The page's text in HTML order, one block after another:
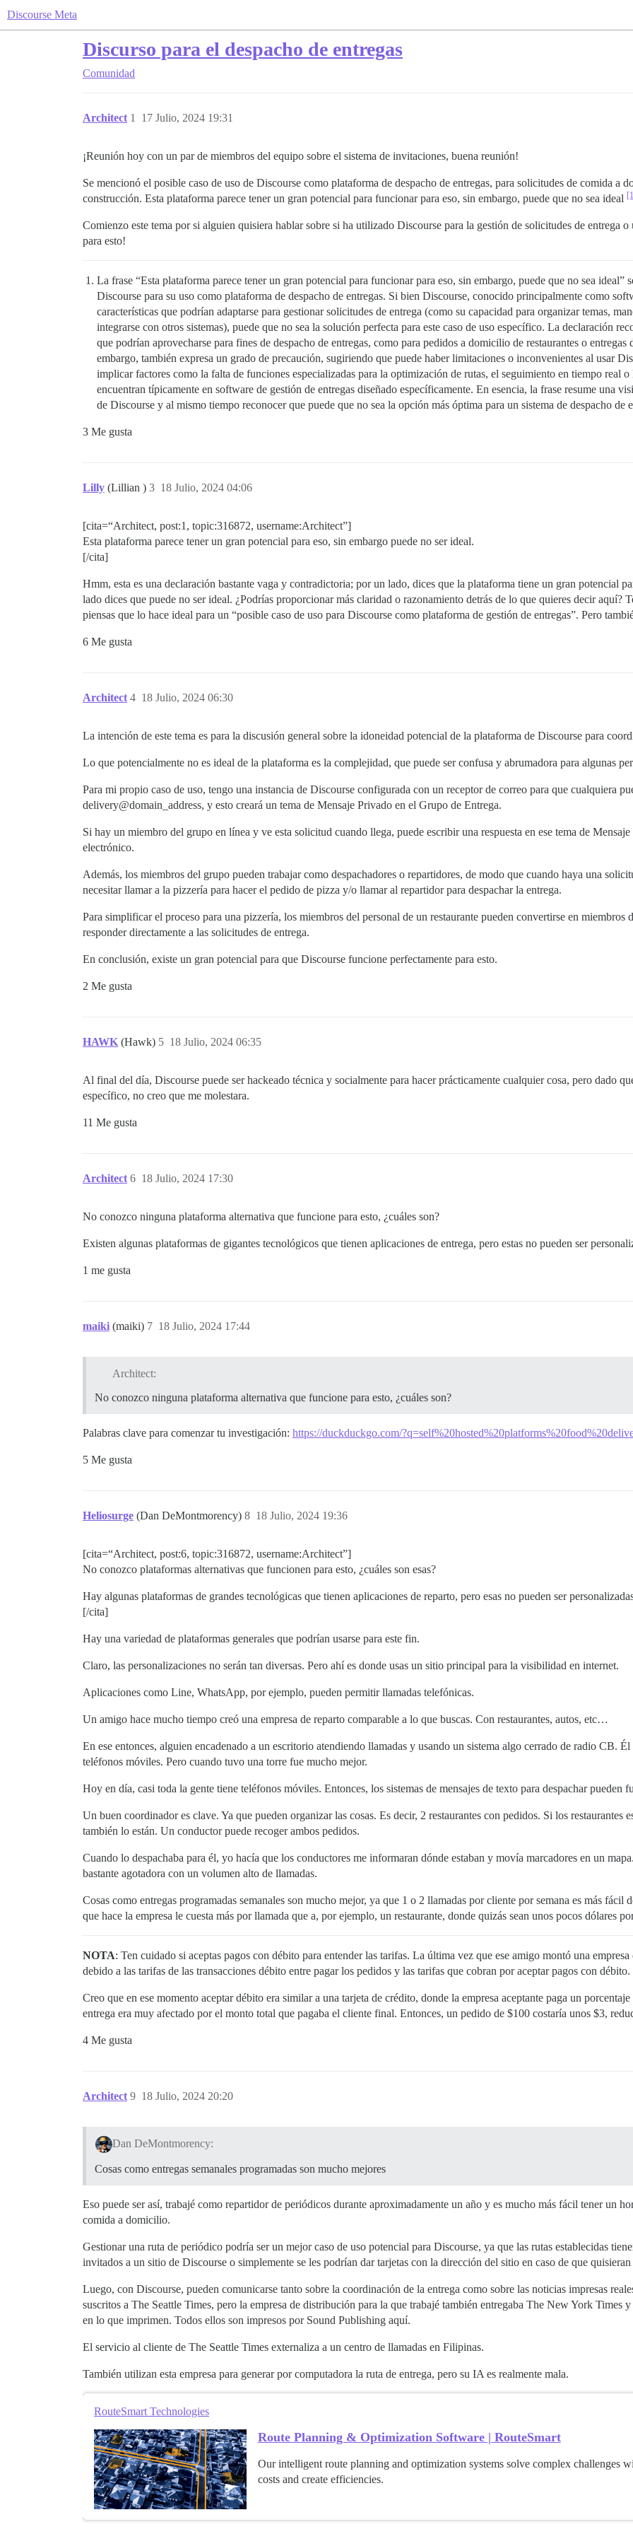
Discourse Meta
Discurso para el despacho de entregas
Comunidad
Architect 17 Julio, 2024 19:31
1
¡Reunión hoy con un par de miembros del equipo sobre el sistema de invitaciones, buena reunión!
Se mencionó el posible caso de uso de Discourse como plataforma de despacho de entregas, para solicitudes de comida a
construcción. Esta plataforma parece tener un gran potencial para funcionar para eso, sin embargo, puede que no sea ideal
Comienzo este tema por si alguien quisiera hablar sobre si ha utilizado Discourse para la gestión de solicitudes de entrega
para esto!
La frase “Esta plataforma parece tener un gran potencial para funcionar para eso, sin embargo, puede que no sea ideal”
Discourse para su uso como plataforma de despacho de entregas. Si bien Discourse, conocido principalmente como
características que podrían adaptarse para gestionar solicitudes de entrega (como su capacidad para organizar temas,
integrarse con otros sistemas), puede que no sea la solución perfecta para este caso de uso específico. La declaración
que podrían aprovecharse para fines de despacho de entregas, como para pedidos a domicilio de restaurantes o
embargo, también expresa un grado de precaución, sugiriendo que puede haber limitaciones o inconvenientes al usar
implicar factores como la falta de funciones especializadas para la optimización de rutas, el seguimiento en tiempo real
encuentran típicamente en software de gestión de entregas diseñado específicamente. En esencia, la frase resume una
de Discourse y al mismo tiempo reconocer que puede que no sea la opción más óptima para un sistema de despacho de
3 Me gusta
Lilly (Lillian ) 18 Julio, 2024 04:06
3
[cita=“Architect, post:1, topic:316872, username:Architect”]
Esta plataforma parece tener un gran potencial para eso, sin embargo puede no ser ideal.
[/cita]
Hmm, esta es una declaración bastante vaga y contradictoria; por un lado, dices que la plataforma tiene un gran potencial
lado dices que puede no ser ideal. ¿Podrías proporcionar más claridad o razonamiento detrás de lo que quieres decir aquí?
piensas que lo hace ideal para un “posible caso de uso para Discourse como plataforma de gestión de entregas”. Pero
6 Me gusta
Architect 18 Julio, 2024 06:30
4
La intención de este tema es para la discusión general sobre la idoneidad potencial de la plataforma de Discourse para
Lo que potencialmente no es ideal de la plataforma es la complejidad, que puede ser confusa y abrumadora para algunas
Para mi propio caso de uso, tengo una instancia de Discourse configurada con un receptor de correo para que cualquiera
delivery@domain_address, y esto creará un tema de Mensaje Privado en el Grupo de Entrega.
Si hay un miembro del grupo en línea y ve esta solicitud cuando llega, puede escribir una respuesta en ese tema de
electrónico.
Además, los miembros del grupo pueden trabajar como despachadores o repartidores, de modo que cuando haya una
necesitar llamar a la pizzería para hacer el pedido de pizza y/o llamar al repartidor para despachar la entrega.
Para simplificar el proceso para una pizzería, los miembros del personal de un restaurante pueden convertirse en
responder directamente a las solicitudes de entrega.
En conclusión, existe un gran potencial para que Discourse funcione perfectamente para esto.
2 Me gusta
HAWK (Hawk) 18 Julio, 2024 06:35
5
Al final del día, Discourse puede ser hackeado técnica y socialmente para hacer prácticamente cualquier cosa, pero dado
específico, no creo que me molestara.
11 Me gusta
Architect 18 Julio, 2024 17:30
6
No conozco ninguna plataforma alternativa que funcione para esto, ¿cuáles son?
Existen algunas plataformas de gigantes tecnológicos que tienen aplicaciones de entrega, pero estas no pueden ser
1 me gusta
maiki (maiki) 18 Julio, 2024 17:44
7
Architect:
No conozco ninguna plataforma alternativa que funcione para esto, ¿cuáles son?
Palabras clave para comenzar tu investigación: https://duckduckgo.com/
5 Me gusta
Heliosurge (Dan DeMontmorency) 18 Julio, 2024 19:36
8
[cita=“Architect, post:6, topic:316872, username:Architect”]
No conozco plataformas alternativas que funcionen para esto, ¿cuáles son esas?
Hay algunas plataformas de grandes tecnológicas que tienen aplicaciones de reparto, pero esas no pueden ser
[/cita]
Hay una variedad de plataformas generales que podrían usarse para este fin.
Claro, las personalizaciones no serán tan diversas. Pero ahí es donde usas un sitio principal para la visibilidad en internet.
Aplicaciones como Line, WhatsApp, por ejemplo, pueden permitir llamadas telefónicas.
Un amigo hace mucho tiempo creó una empresa de reparto comparable a lo que buscas. Con restaurantes, autos, etc…
En ese entonces, alguien encadenado a un escritorio atendiendo llamadas y usando un sistema algo cerrado de radio CB.
teléfonos móviles. Pero cuando tuvo una torre fue mucho mejor.
Hoy en día, casi toda la gente tiene teléfonos móviles. Entonces, los sistemas de mensajes de texto para despachar pueden
Un buen coordinador es clave. Ya que pueden organizar las cosas. Es decir, 2 restaurantes con pedidos. Si los restaurantes
también lo están. Un conductor puede recoger ambos pedidos.
Cuando lo despachaba para él, yo hacía que los conductores me informaran dónde estaban y movía marcadores en un
bastante agotadora con un volumen alto de llamadas.
Cosas como entregas programadas semanales son mucho mejor, ya que 1 o 2 llamadas por cliente por semana es más fácil
que hace la empresa le cuesta más por llamada que a, por ejemplo, un restaurante, donde quizás sean unos pocos dólares
NOTA: Ten cuidado si aceptas pagos con débito para entender las tarifas. La última vez que ese amigo montó una
debido a las tarifas de las transacciones débito entre pagar los pedidos y las tarifas que cobran por aceptar pagos con débito.
Creo que en ese momento aceptar débito era similar a una tarjeta de crédito, donde la empresa aceptante paga un
entrega era muy afectado por el monto total que pagaba el cliente final. Entonces, un pedido de $100 costaría unos $3,
4 Me gusta
Architect 18 Julio, 2024 20:20
9
Dan DeMontmorency:
Cosas como entregas semanales programadas son mucho mejores
Eso puede ser así, trabajé como repartidor de periódicos durante aproximadamente un año y es mucho más fácil tener un
comida a domicilio.
Gestionar una ruta de periódico podría ser un mejor caso de uso potencial para Discourse, ya que las rutas establecidas
invitados a un sitio de Discourse o simplemente se les podrían dar tarjetas con la dirección del sitio en caso de que
Luego, con Discourse, pueden comunicarse tanto sobre la coordinación de la entrega como sobre las noticias impresas
suscritos a The Seattle Times, pero la empresa de distribución para la que trabajé también entregaba The New York Times
en lo que imprimen. Todos ellos son impresos por Sound Publishing aquí.
El servicio al cliente de The Seattle Times externaliza a un centro de llamadas en Filipinas.
También utilizan esta empresa para generar por computadora la ruta de entrega, pero su IA es realmente mala.
RouteSmart Technologies
Route Planning & Optimization Software | RouteSmart
Our intelligent route planning and optimization systems solve complex challenges
costs and create efficiencies.